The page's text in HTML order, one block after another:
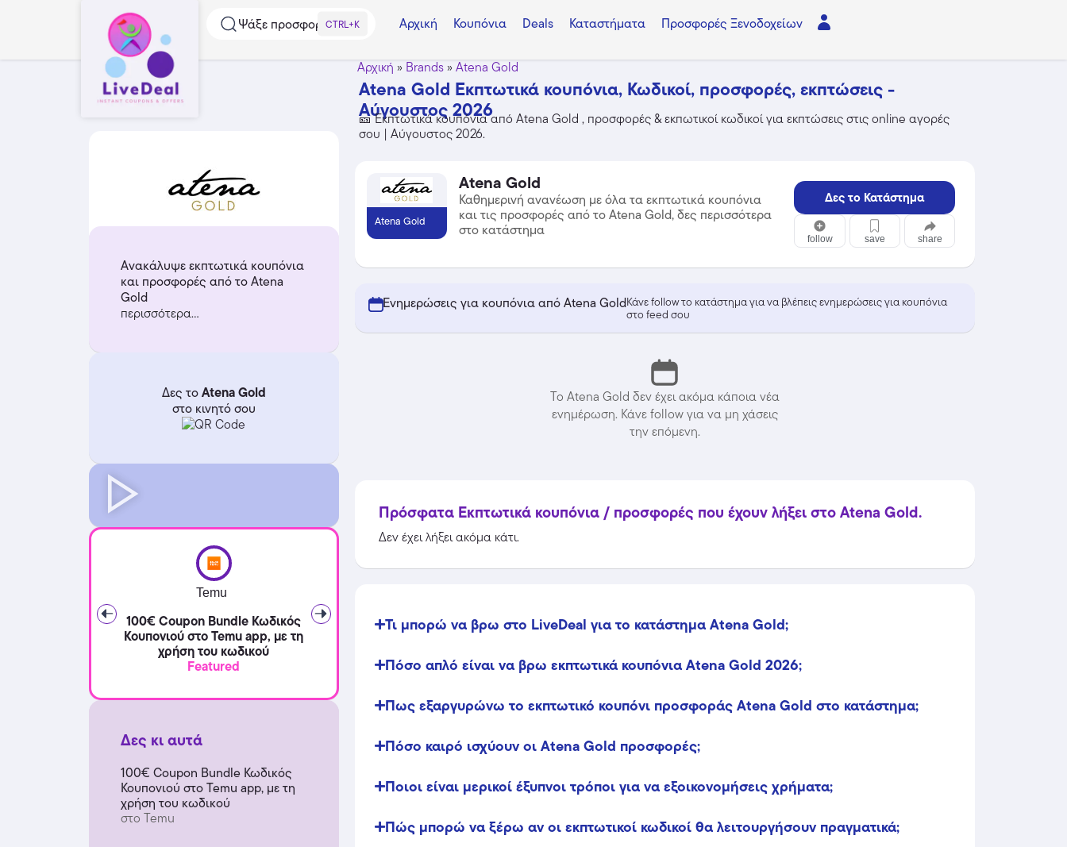
Ψάξε προσφορές...CTRL+K Αρχική Κουπόνια Deals Καταστήματα Προσφορές Ξενοδοχείων
Ανακάλυψε εκπτωτικά κουπόνια
και προσφορές από το Atena
Gold
περισσότερα...
Δες τοAtena Gold
στο κινητό σου
Temu
100€ Coupon Bundle Κωδικός
Κουπονιού στο Temu app, με τη
χρήση του κωδικού
Featured
Extra -40% Έκπτωση σε όλα τα
προϊόντα, με τη χρήση του
Featured
Δες κι αυτά
100€ Coupon Bundle Κωδικός
Κουπονιού στο Temu app, με τη
χρήση του κωδικού
στο Temu
Αρχική » Brands»Atena Gold
Atena Gold Εκπτωτικά κουπόνια, Κωδικοί, προσφορές, εκπτώσεις -
Αύγουστος 2026
🎫 Εκπτωτικά κουπόνια από Atena Gold , προσφορές & εκπωτικοί κωδικοί για εκπτώσεις στις online αγορές
σου | Αύγουστος 2026.
Atena Gold
Atena Gold
Καθημερινή ανανέωση με όλα τα εκπτωτικά κουπόνια
και τις προσφορές από το Atena Gold, δες περισσότερα
στο κατάστημα
Δες το Κατάστημα
follow save share
Ενημερώσεις για κουπόνια από Atena GoldΚάνε follow το κατάστημα για να βλέπεις ενημερώσεις για κουπόνια
στο feed σου
Το Atena Gold δεν έχει ακόμα κάποια νέα
ενημέρωση. Κάνε follow για να μη χάσεις
την επόμενη.
Πρόσφατα Εκπτωτικά κουπόνια / προσφορές που έχουν λήξει στο Atena Gold.
Δεν έχει λήξει ακόμα κάτι.
Τι μπορώ να βρω στο LiveDeal για το κατάστημα Atena Gold;
Πόσο απλό είναι να βρω εκπτωτικά κουπόνια Atena Gold 2026;
Πως εξαργυρώνω το εκπτωτικό κουπόνι προσφοράς Atena Gold στο κατάστημα;
Πόσο καιρό ισχύουν οι Atena Gold προσφορές;
Ποιοι είναι μερικοί έξυπνοι τρόποι για να εξοικονομήσεις χρήματα;
Πώς μπορώ να ξέρω αν οι εκπτωτικοί κωδικοί θα λειτουργήσουν πραγματικά;